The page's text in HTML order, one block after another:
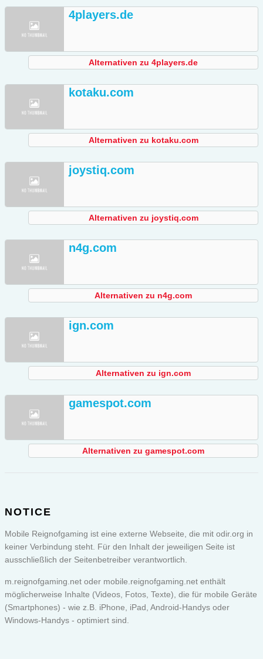
4players.de
Alternativen zu 4players.de
kotaku.com
Alternativen zu kotaku.com
joystiq.com
Alternativen zu joystiq.com
n4g.com
Alternativen zu n4g.com
ign.com
Alternativen zu ign.com
gamespot.com
Alternativen zu gamespot.com
NOTICE
Mobile Reignofgaming ist eine externe Webseite, die mit odir.org in
keiner Verbindung steht. Für den Inhalt der jeweiligen Seite ist
ausschließlich der Seitenbetreiber verantwortlich.
m.reignofgaming.net oder mobile.reignofgaming.net enthält
möglicherweise Inhalte (Videos, Fotos, Texte), die für mobile Geräte
(Smartphones) - wie z.B. iPhone, iPad, Android-Handys oder
Windows-Handys - optimiert sind.